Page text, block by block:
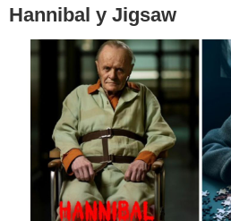
Hannibal y Jigsaw